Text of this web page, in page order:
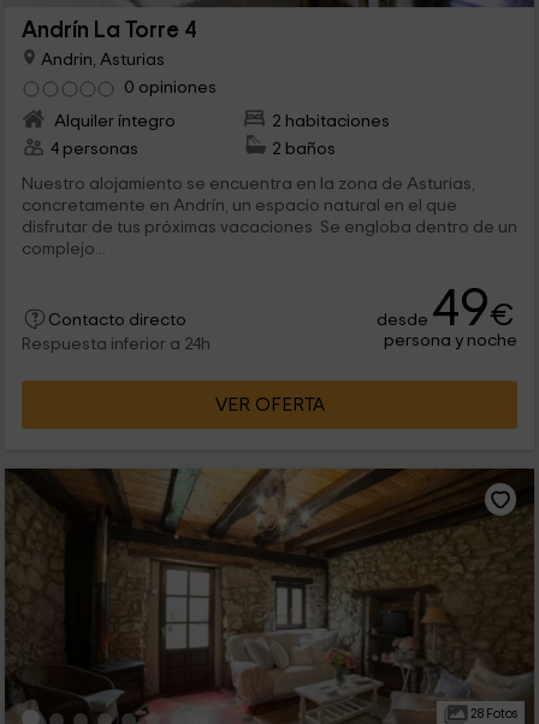
Andrín La Torre 4
Andrin, Asturias
0 opiniones
Alquiler íntegro
2 habitaciones
4 personas
2 baños
Nuestro alojamiento se encuentra en la zona de Asturias,
concretamente en Andrín, un espacio natural en el que
disfrutar de tus próximas vacaciones. Se engloba dentro de un
complejo...
Contacto directo
Respuesta inferior a 24h
desde 49€
persona y noche
VER OFERTA
28 Fotos